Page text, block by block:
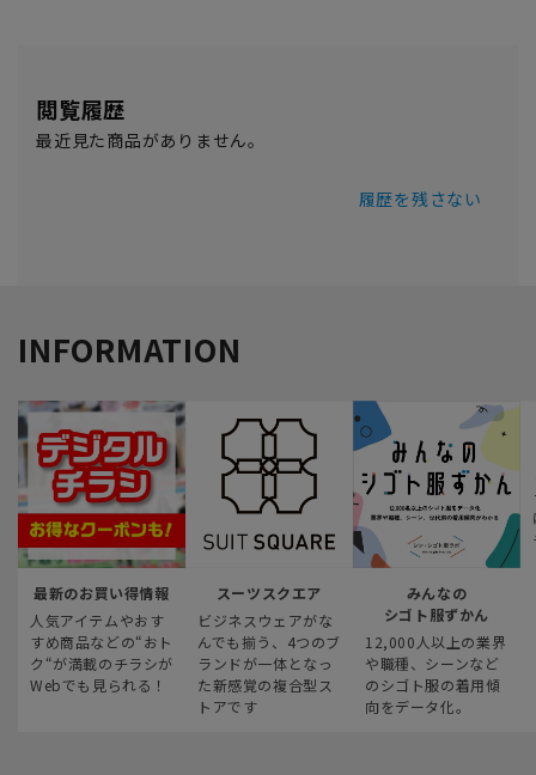
閲覧履歴
最近見た商品がありません。
履歴を残さない
INFORMATION
最新のお買い得情報
人気アイテムやおす
すめ商品などの“おト
ク“が満載のチラシが
Webでも見られる！
スーツスクエア
ビジネスウェアがな
んでも揃う、4つのブ
ランドが一体となっ
た新感覚の複合型ス
トアです
みんなの
シゴト服ずかん
12,000人以上の業界
や職種、シーンなど
のシゴト服の着用傾
向をデータ化。